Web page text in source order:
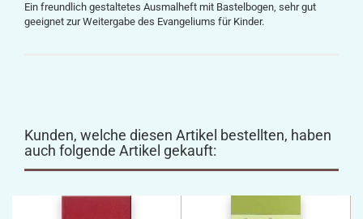
Ein freundlich gestaltetes Ausmalheft mit Bastelbogen, sehr gut
geeignet zur Weitergabe des Evangeliums für Kinder.
Kunden, welche diesen Artikel bestellten, haben
auch folgende Artikel gekauft: